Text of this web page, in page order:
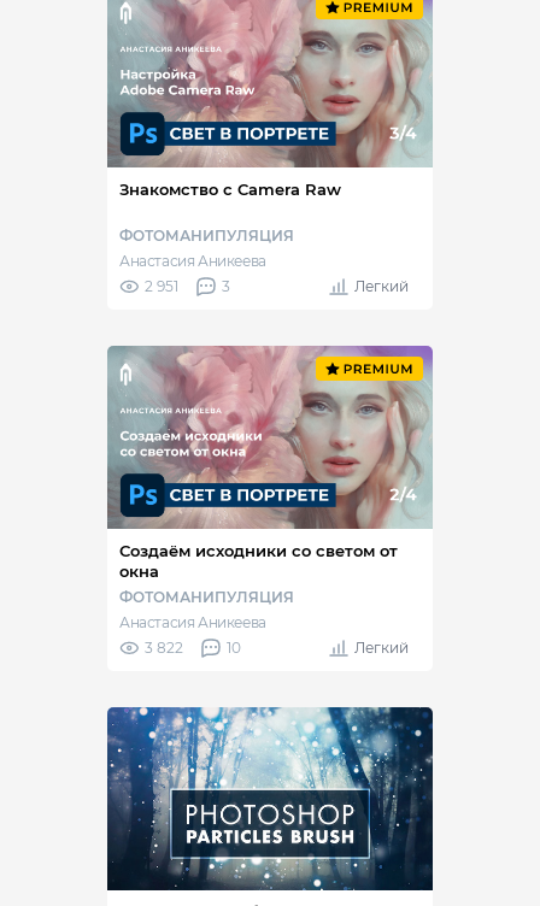
Знакомство с Camera Raw
ФОТОМАНИПУЛЯЦИЯ
Анастасия Аникеева
2 951
3 Легкий
Создаём исходники со светом от
окна
ФОТОМАНИПУЛЯЦИЯ
Анастасия Аникеева
3 822
10 Легкий